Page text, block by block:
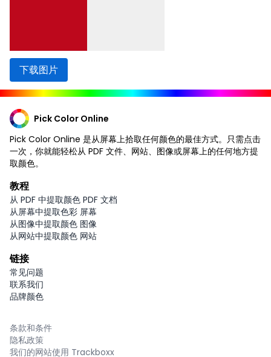
下载图片
Pick Color Online
Pick Color Online 是从屏幕上拾取任何颜色的最佳方式。只需点击
一次，你就能轻松从 PDF 文件、网站、图像或屏幕上的任何地方提
取颜色。
教程
从 PDF 中提取颜色 PDF 文档
从屏幕中提取色彩 屏幕
从图像中提取颜色 图像
从网站中提取颜色 网站
链接
常见问题
联系我们
品牌颜色
条款和条件
隐私政策
我们的网站使用 Trackboxx